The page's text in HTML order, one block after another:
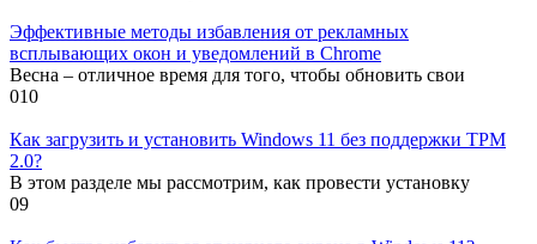
Эффективные методы избавления от рекламных
всплывающих окон и уведомлений в Chrome
Весна – отличное время для того, чтобы обновить свои
010
Как загрузить и установить Windows 11 без поддержки TPM
2.0?
В этом разделе мы рассмотрим, как провести установку
09